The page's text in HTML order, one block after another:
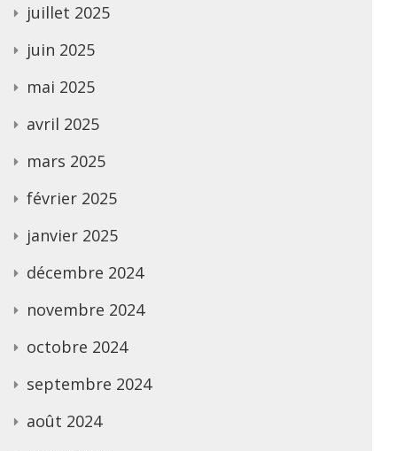
juillet 2025
juin 2025
mai 2025
avril 2025
mars 2025
février 2025
janvier 2025
décembre 2024
novembre 2024
octobre 2024
septembre 2024
août 2024